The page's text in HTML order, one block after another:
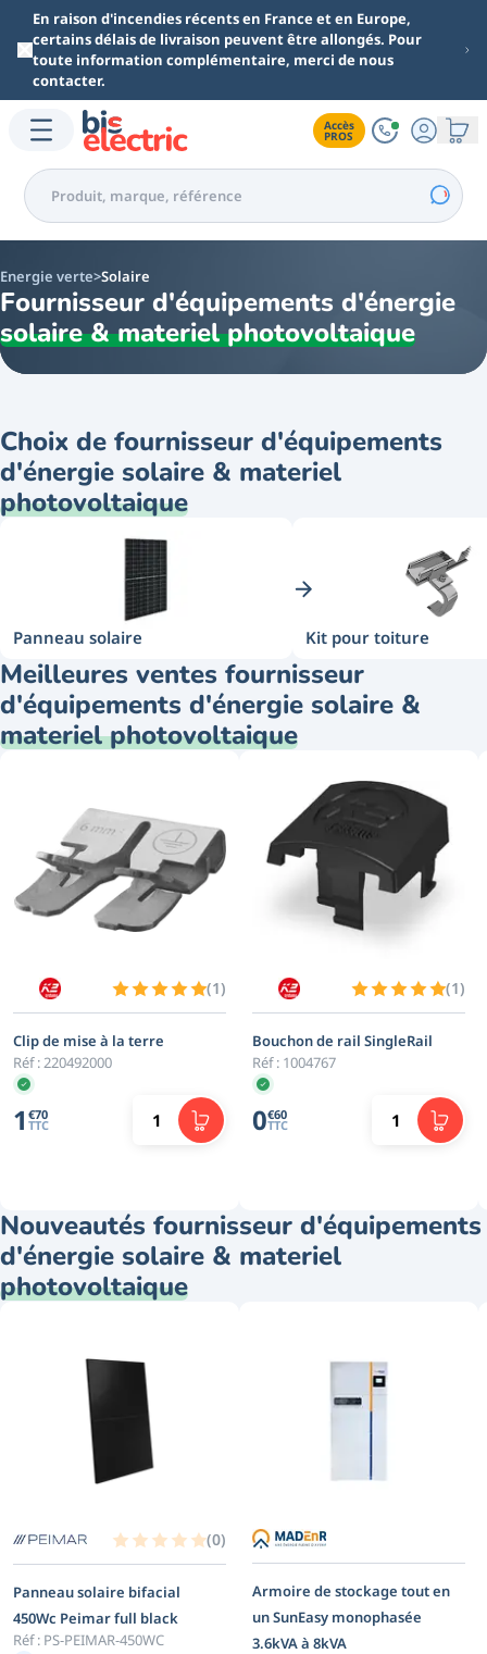
Aller au contenu principal
En raison d'incendies récents en France et en Europe,
certains délais de livraison peuvent être allongés. Pour
toute information complémentaire, merci de nous
contacter.
Accès
PROS
Energie verte Solaire
Fournisseur d'équipements d'énergie
solaire & materiel photovoltaique
Choix de fournisseur d'équipements
d'énergie solaire & materiel
photovoltaique
Panneau solaire Kit pour toiture
Meilleures ventes fournisseur
d'équipements d'énergie solaire &
materiel photovoltaique
(1)
Clip de mise à la terre
Réf :220492000
1 €70
TTC
(1)
Bouchon de rail SingleRail
Réf : 1004767
0€60
TTC
Nouveautés fournisseur d'équipements
d'énergie solaire & materiel
photovoltaique
(0)
Panneau solaire bifacial
450Wc Peimar full black
Réf : PS-PEIMAR-450WC
Armoire de stockage tout en
un SunEasy monophasée
3.6kVA à 8kVA